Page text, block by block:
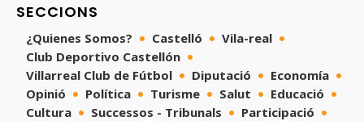
SECCIONS
¿Quienes Somos? Castelló
Vila-real
Club Deportivo Castellón
Villarreal Club de Fútbol
Diputació
Economía
Opinió
Política Turisme Salut
Educació
Cultura
Successos - Tribunals
Participació